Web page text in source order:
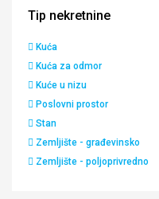
Tip nekretnine
Kuća
Kuća za odmor
Kuće u nizu
Poslovni prostor
Stan
Zemljište - građevinsko
Zemljište - poljoprivredno